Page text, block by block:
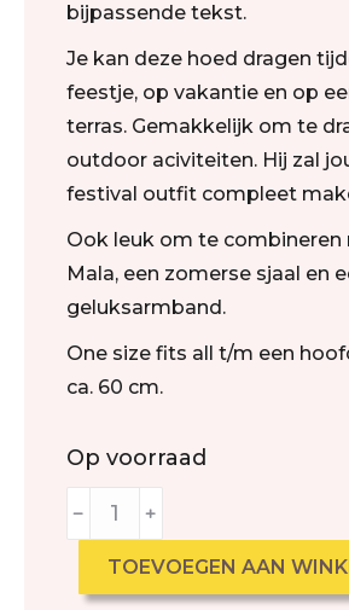
bijpassende tekst.
Je kan deze hoed dragen
feestje, op vakantie en op
terras. Gemakkelijk om te
outdoor aciviteiten. Hij zal
festival outfit compleet
Ook leuk om te combineren
Mala, een zomerse sjaal en
geluksarmband.
One size fits all t/m een
ca. 60 cm.
Op voorraad
﹣ ﹢
TOEVOEGEN AAN